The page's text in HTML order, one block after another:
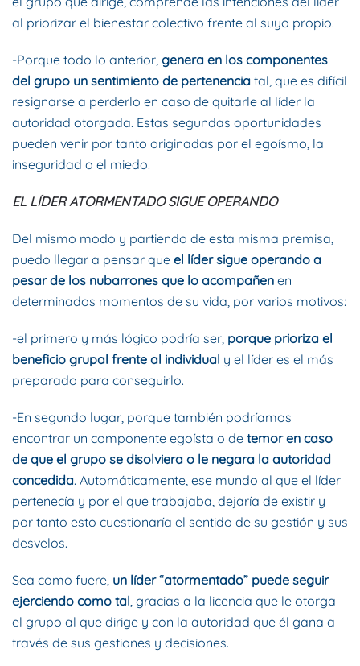
al priorizar el bienestar colectivo frente al suyo propio.
-Porque todo lo anterior, genera en los componentes
del grupo un sentimiento de pertenencia tal, que es difícil
resignarse a perderlo en caso de quitarle al líder la
autoridad otorgada. Estas segundas oportunidades
pueden venir por tanto originadas por el egoísmo, la
inseguridad o el miedo.
EL LÍDER ATORMENTADO SIGUE OPERANDO
Del mismo modo y partiendo de esta misma premisa,
puedo llegar a pensar que el líder sigue operando a
pesar de los nubarrones que lo acompañen en
determinados momentos de su vida, por varios motivos:
-el primero y más lógico podría ser, porque prioriza el
beneficio grupal frente al individual y el líder es el más
preparado para conseguirlo.
-En segundo lugar, porque también podríamos
encontrar un componente egoísta o de temor en caso
de que el grupo se disolviera o le negara la autoridad
concedida. Automáticamente, ese mundo al que el líder
pertenecía y por el que trabajaba, dejaría de existir y
por tanto esto cuestionaría el sentido de su gestión y sus
desvelos.
Sea como fuere, un líder “atormentado” puede seguir
ejerciendo como tal, gracias a la licencia que le otorga
el grupo al que dirige y con la autoridad que él gana a
través de sus gestiones y decisiones.